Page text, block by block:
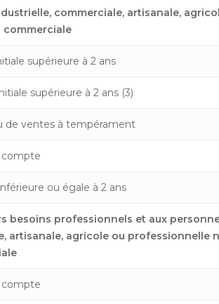
commerciale, artisanale,
supérieure à 2 ans
supérieure à 2 ans (3)
de ventes à tempérament
compte
ou égale à 2 ans
besoins professionnels et aux
artisanale, agricole ou professionnelle
compte